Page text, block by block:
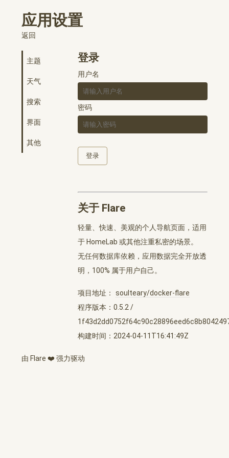
应用设置
返回
主题
天气
搜索
界面
其他
登录
用户名
密码
关于 Flare
轻量、快速、美观的个人导航页面，适用
于 HomeLab 或其他注重私密的场景。
无任何数据库依赖，应用数据完全开放透
明，100% 属于用户自己。
项目地址：
soulteary/docker-flare
程序版本：0.5.2 /
构建时间：2024-04-11T16:41:49Z
由 Flare ❤️ 强力驱动